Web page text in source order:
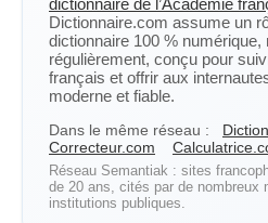
dictionnaire de l’Académie
Dictionnaire.com assume un
dictionnaire 100 % numérique,
régulièrement, conçu pour
français et offrir aux
moderne et fiable.
Dans le même réseau :
Correcteur.com
Réseau Semantiak : sites
de 20 ans, cités par de nombreux
institutions publiques.